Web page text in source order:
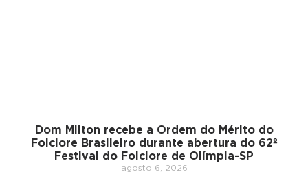
Dom Milton recebe a Ordem do Mérito do
Folclore Brasileiro durante abertura do 62º
Festival do Folclore de Olímpia-SP
agosto 6, 2026